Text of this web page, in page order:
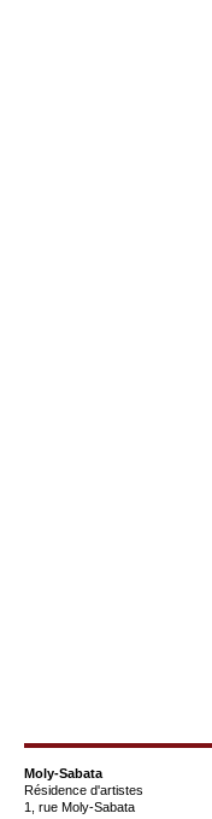
Moly-Sabata
Résidence d'artistes
1, rue Moly-Sabata